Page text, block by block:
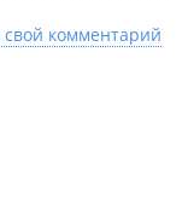
комментарий